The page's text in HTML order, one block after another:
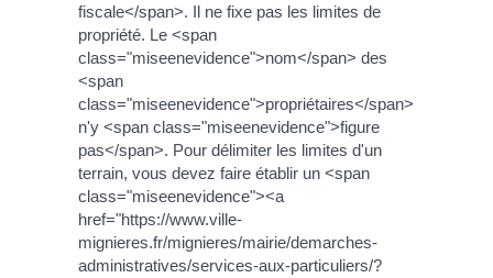
fiscale</span>. Il ne fixe pas les limites de
propriété. Le <span
class="miseenevidence">nom</span> des
<span
class="miseenevidence">propriétaires</span>
n'y <span class="miseenevidence">figure
pas</span>. Pour délimiter les limites d'un
terrain, vous devez faire établir un <span
class="miseenevidence"><a
href="https://www.ville-
mignieres.fr/mignieres/mairie/demarches-
administratives/services-aux-particuliers/?